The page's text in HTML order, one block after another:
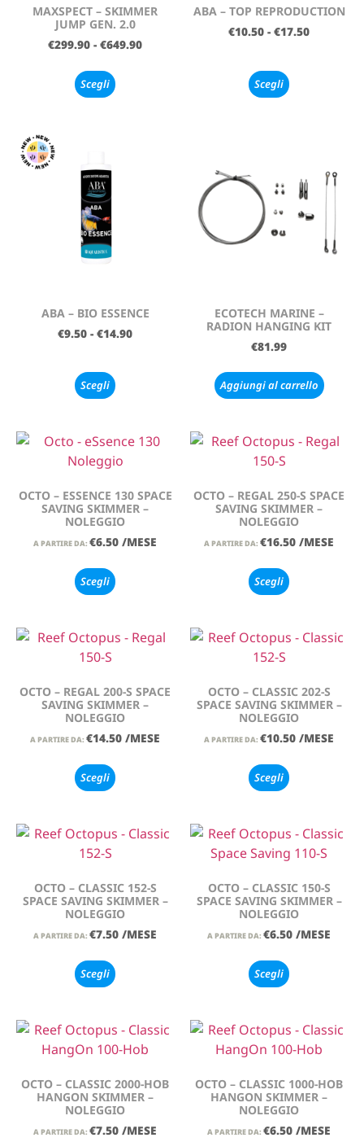
MAXSPECT – SKIMMER
JUMP GEN. 2.0
€299.90 - €649.90
Scegli
ABA – TOP REPRODUCTION
€10.50 - €17.50
Scegli
ABA – BIO ESSENCE
€9.50 - €14.90
Scegli
ECOTECH MARINE –
RADION HANGING KIT
€81.99
Aggiungi al carrello
OCTO – ESSENCE 130 SPACE
SAVING SKIMMER –
NOLEGGIO
A PARTIRE DA: €6.50 /MESE
Scegli
OCTO – REGAL 250-S SPACE
SAVING SKIMMER –
NOLEGGIO
A PARTIRE DA: €16.50 /MESE
Scegli
OCTO – REGAL 200-S SPACE
SAVING SKIMMER –
NOLEGGIO
A PARTIRE DA: €14.50 /MESE
Scegli
OCTO – CLASSIC 202-S
SPACE SAVING SKIMMER –
NOLEGGIO
A PARTIRE DA: €10.50 /MESE
Scegli
OCTO – CLASSIC 152-S
SPACE SAVING SKIMMER –
NOLEGGIO
A PARTIRE DA: €7.50 /MESE
Scegli
OCTO – CLASSIC 150-S
SPACE SAVING SKIMMER –
NOLEGGIO
A PARTIRE DA: €6.50 /MESE
Scegli
OCTO – CLASSIC 2000-HOB
HANGON SKIMMER –
NOLEGGIO
A PARTIRE DA: €7.50 /MESE
OCTO – CLASSIC 1000-HOB
HANGON SKIMMER –
NOLEGGIO
A PARTIRE DA: €6.50 /MESE